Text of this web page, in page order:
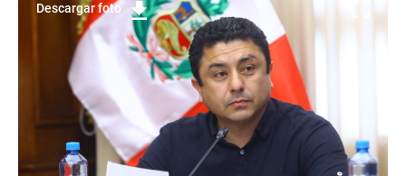
Descargar foto